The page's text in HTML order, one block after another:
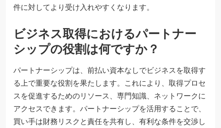
件に対してより受け入れやすくなります。
ビジネス取得におけるパートナー
シップの役割は何ですか？
パートナーシップは、前払い資本なしでビジネスを取得す
る上で重要な役割を果たします。これにより、取得プロセ
スを促進するためのリソース、専門知識、ネットワークに
アクセスできます。パートナーシップを活用することで、
買い手は財務リスクと責任を共有し、有利な条件を交渉し